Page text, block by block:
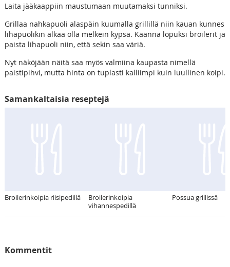
Laita jääkaappiin maustumaan muutamaksi tunniksi.
Grillaa nahkapuoli alaspäin kuumalla grillillä niin kauan kunnes
lihapuolikin alkaa olla melkein kypsä. Käännä lopuksi broilerit ja
paista lihapuoli niin, että sekin saa väriä.
Nyt näköjään näitä saa myös valmiina kaupasta nimellä
paistipihvi, mutta hinta on tuplasti kalliimpi kuin luullinen koipi.
Samankaltaisia reseptejä
Broilerinkoipia riisipedillä
Broilerinkoipia
vihannespedillä
Possua grillissä
Kommentit